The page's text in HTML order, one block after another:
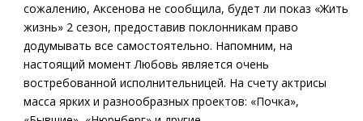
сожалению, Аксенова не сообщила, будет ли показ «Жить
жизнь» 2 сезон, предоставив поклонникам право
додумывать все самостоятельно. Напомним, на
настоящий момент Любовь является очень
востребованной исполнительницей. На счету актрисы
масса ярких и разнообразных проектов: «Почка»,